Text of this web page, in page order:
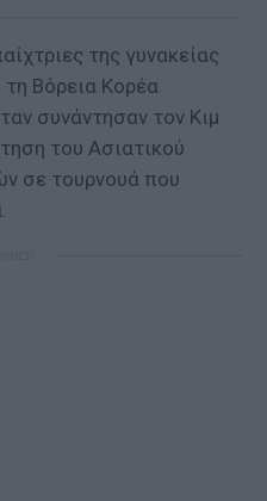
της γυνακείας
Βόρεια Κορέα
συνάντησαν τον Κιμ
του Ασιατικού
σε τουρνουά που